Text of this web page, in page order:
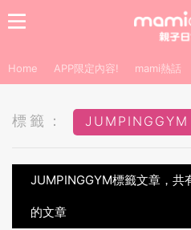
Home APP限定內容! mami熱話
標籤： JUMPINGGYM
JUMPINGGYM標籤文章，共
的文章